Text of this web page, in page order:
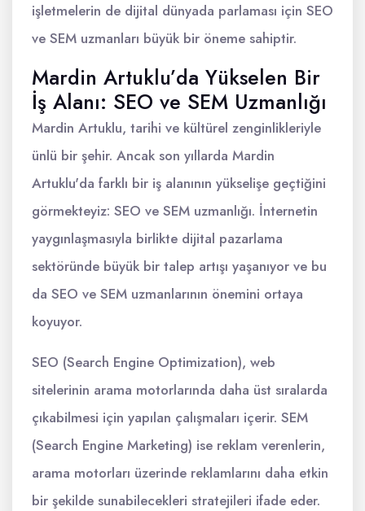
işletmelerin de dijital dünyada parlaması için SEO
ve SEM uzmanları büyük bir öneme sahiptir.
Mardin Artuklu’da Yükselen Bir
İş Alanı: SEO ve SEM Uzmanlığı
Mardin Artuklu, tarihi ve kültürel zenginlikleriyle
ünlü bir şehir. Ancak son yıllarda Mardin
Artuklu'da farklı bir iş alanının yükselişe geçtiğini
görmekteyiz: SEO ve SEM uzmanlığı. İnternetin
yaygınlaşmasıyla birlikte dijital pazarlama
sektöründe büyük bir talep artışı yaşanıyor ve bu
da SEO ve SEM uzmanlarının önemini ortaya
koyuyor.
SEO (Search Engine Optimization), web
sitelerinin arama motorlarında daha üst sıralarda
çıkabilmesi için yapılan çalışmaları içerir. SEM
(Search Engine Marketing) ise reklam verenlerin,
arama motorları üzerinde reklamlarını daha etkin
bir şekilde sunabilecekleri stratejileri ifade eder.